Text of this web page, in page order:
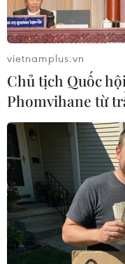
Virus gây ra
lần đầu xuất
12/02/2021 11:04
Chùm ca bệnh gồm
của tổ bốc xếp của
vietnamplus.vn
Chủ tịch Quốc
Phomvihane từ